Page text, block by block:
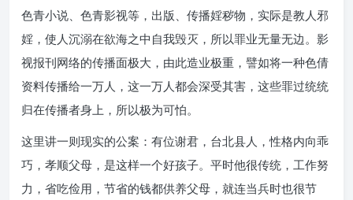
色青小说、色青影视等，出版、传播婬秽物，实际是教人邪
婬，使人沉溺在欲海之中自我毁灭，所以罪业无量无边。影
视报刊网络的传播面极大，由此造业极重，譬如将一种色倩
资料传播给一万人，这一万人都会深受其害，这些罪过统统
归在传播者身上，所以极为可怕。
这里讲一则现实的公案：有位谢君，台北县人，性格内向乖
巧，孝顺父母，是这样一个好孩子。平时他很传统，工作努
力，省吃俭用，节省的钱都供养父母，就连当兵时也很节